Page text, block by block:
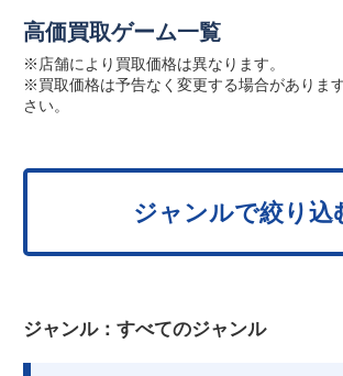
高価買取ゲーム一覧
※店舗により買取価格は異なります。
※買取価格は予告なく変更する場合がありま
さい。
ジャンルで絞り込
ジャンル： すべてのジャンル